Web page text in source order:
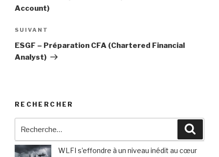
l’article
Account)
Article
suivant
SUIVANT
ESGF – Préparation CFA (Chartered Financial
Analyst)
RECHERCHER
:
WLFI s’effondre à un niveau inédit au cœur